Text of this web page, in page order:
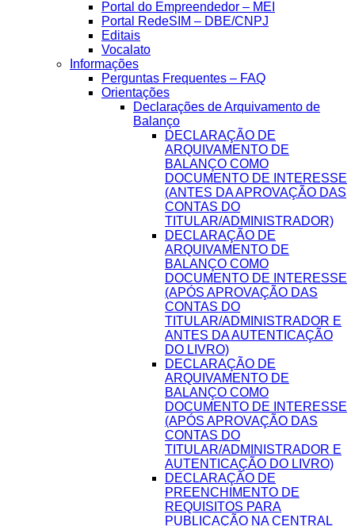
Portal do Empreendedor – MEI
Portal RedeSIM – DBE/CNPJ
Editais
Vocalato
Informações
Perguntas Frequentes – FAQ
Orientações
Declarações de Arquivamento de
Balanço
DECLARAÇÃO DE
ARQUIVAMENTO DE
BALANÇO COMO
DOCUMENTO DE INTERESSE
(ANTES DA APROVAÇÃO DAS
CONTAS DO
TITULAR/ADMINISTRADOR)
DECLARAÇÃO DE
ARQUIVAMENTO DE
BALANÇO COMO
DOCUMENTO DE INTERESSE
(APÓS APROVAÇÃO DAS
CONTAS DO
TITULAR/ADMINISTRADOR E
ANTES DA AUTENTICAÇÃO
DO LIVRO)
DECLARAÇÃO DE
ARQUIVAMENTO DE
BALANÇO COMO
DOCUMENTO DE INTERESSE
(APÓS APROVAÇÃO DAS
CONTAS DO
TITULAR/ADMINISTRADOR E
AUTENTICAÇÃO DO LIVRO)
DECLARAÇÃO DE
PREENCHIMENTO DE
REQUISITOS PARA
PUBLICAÇÃO NA CENTRAL